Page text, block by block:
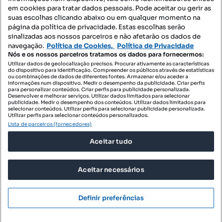
Mapa do Site
Contacte-nos
SIGA-NOS:
DESCARREGAR NA:
© 2026 Imovirtual.com, OLX Portugal, S.A.
TERMOS DE UTILIZAÇÃO
POLÍTICA DE PRIVACIDADE
CONFIGURAÇÕES DE PRIVACIDADE
em cookies para tratar dados pessoais. Pode aceitar ou gerir as
suas escolhas clicando abaixo ou em qualquer momento na
página da política de privacidade. Estas escolhas serão
sinalizadas aos nossos parceiros e não afetarão os dados de
navegação. Política de Cookies, Política de Privacidade
Nós e os nossos parceiros tratamos os dados para fornecermos:
Utilizar dados de geolocalização precisos. Procurar ativamente as características
do dispositivo para identificação. Compreender os públicos através de estatísticas
ou combinações de dados de diferentes fontes. Armazenar e/ou aceder a
informações num dispositivo. Medir o desempenho da publicidade. Criar perfis
para personalizar conteúdos. Criar perfis para publicidade personalizada.
Desenvolver e melhorar serviços. Utilizar dados limitados para selecionar
publicidade. Medir o desempenho dos conteúdos. Utilizar dados limitados para
selecionar conteúdos. Utilizar perfis para selecionar publicidade personalizada.
Utilizar perfis para selecionar conteúdos personalizados.
Lista de parceiros (fornecedores)
Aceitar tudo
Aceitar necessários
Definir preferências